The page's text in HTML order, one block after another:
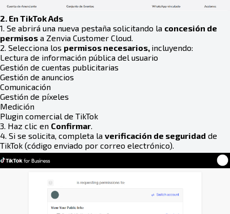
2. En TikTok Ads
1. Se abrirá una nueva pestaña solicitando la concesión de
permisos a Zenvia Customer Cloud.
2. Selecciona los permisos necesarios, incluyendo:
Lectura de información pública del usuario
Gestión de cuentas publicitarias
Gestión de anuncios
Comunicación
Gestión de píxeles
Medición
Plugin comercial de TikTok
3. Haz clic en Confirmar.
4. Si se solicita, completa la verificación de seguridad de
TikTok (código enviado por correo electrónico).